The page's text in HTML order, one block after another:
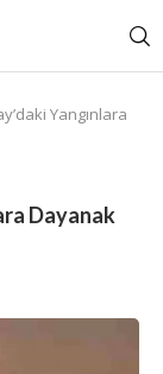
Yangınlara
Dayanak